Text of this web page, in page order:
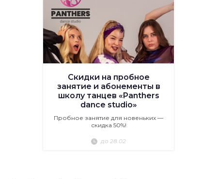
Скидки на пробное
занятие и абонементы в
школу танцев «Panthers
dance studio»
Пробное занятие для новеньких —
скидка 50%!
до 28.02